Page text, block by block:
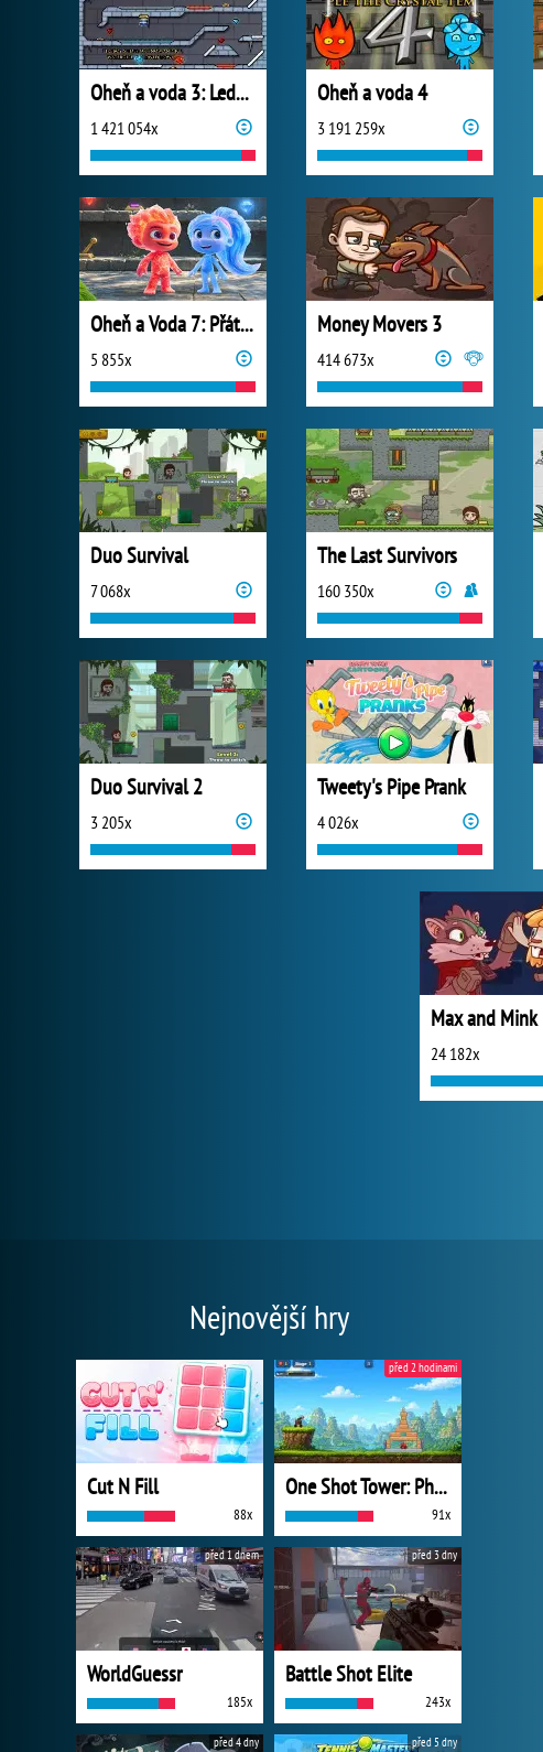
Oheň a voda 3: Ledový chrám
1 421 054x
Oheň a voda 4
3 191 259x
Oheň a Voda 7: Přátelé
5 855x
Money Movers 3
414 673x
Duo Survival
7 068x
The Last Survivors
160 350x
Duo Survival 2
3 205x
Tweety's Pipe Prank
4 026x
Max and Mink
24 182x
Nejnovější hry
Cut N Fill
88x
One Shot Tower: Physics Destroyer
91x
před 2 hodinami
WorldGuessr
185x
před 1 dnem
Battle Shot Elite
243x
před 3 dny
před 4 dny před 5 dny